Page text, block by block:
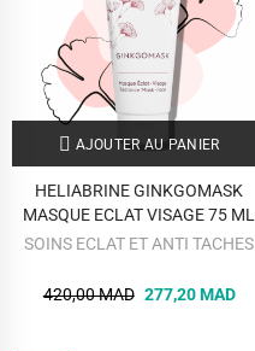
AJOUTER AU PANIER
HELIABRINE GINKGOMASK
MASQUE ECLAT VISAGE 75 ML
SOINS ECLAT ET ANTI TACHES
420,00 MAD 277,20 MAD